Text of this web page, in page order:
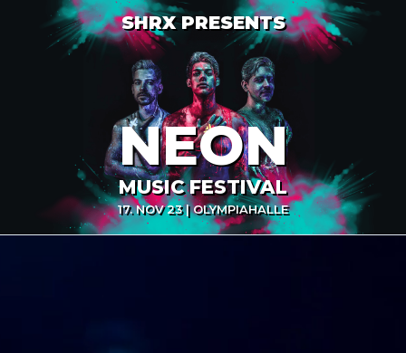
SHRX PRESENTS
NEON
MUSIC FESTIVAL
17. NOV 23 | OLYMPIAHALLE